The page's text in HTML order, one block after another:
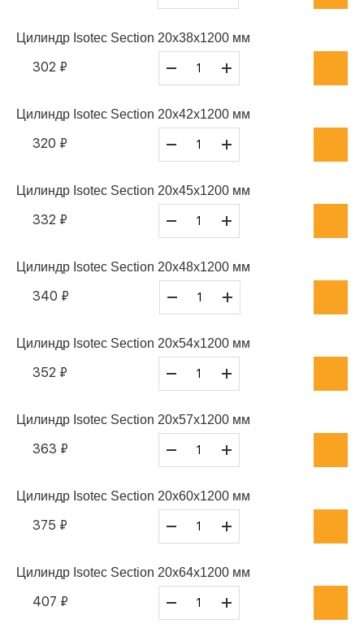
Цилиндр Isotec Section 20x38x1200 мм
302 ₽
Цилиндр Isotec Section 20x42x1200 мм
320 ₽
Цилиндр Isotec Section 20x45x1200 мм
332 ₽
Цилиндр Isotec Section 20x48x1200 мм
340 ₽
Цилиндр Isotec Section 20x54x1200 мм
352 ₽
Цилиндр Isotec Section 20x57x1200 мм
363 ₽
Цилиндр Isotec Section 20x60x1200 мм
375 ₽
Цилиндр Isotec Section 20x64x1200 мм
407 ₽